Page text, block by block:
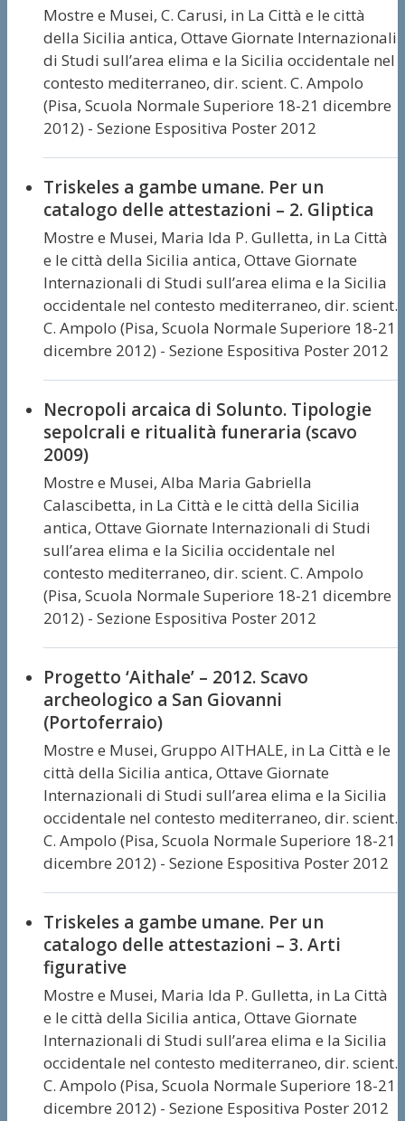
Mostre e Musei, C. Carusi, in La Città e le città
della Sicilia antica, Ottave Giornate Internazionali
di Studi sull’area elima e la Sicilia occidentale nel
contesto mediterraneo, dir. scient. C. Ampolo
(Pisa, Scuola Normale Superiore 18-21 dicembre
2012) - Sezione Espositiva Poster 2012
Triskeles a gambe umane. Per un
catalogo delle attestazioni – 2. Gliptica
Mostre e Musei, Maria Ida P. Gulletta, in La Città
e le città della Sicilia antica, Ottave Giornate
Internazionali di Studi sull’area elima e la Sicilia
occidentale nel contesto mediterraneo, dir. scient.
C. Ampolo (Pisa, Scuola Normale Superiore 18-21
dicembre 2012) - Sezione Espositiva Poster 2012
Necropoli arcaica di Solunto. Tipologie
sepolcrali e ritualità funeraria (scavo
2009)
Mostre e Musei, Alba Maria Gabriella
Calascibetta, in La Città e le città della Sicilia
antica, Ottave Giornate Internazionali di Studi
sull’area elima e la Sicilia occidentale nel
contesto mediterraneo, dir. scient. C. Ampolo
(Pisa, Scuola Normale Superiore 18-21 dicembre
2012) - Sezione Espositiva Poster 2012
Progetto ‘Aithale’ – 2012. Scavo
archeologico a San Giovanni
(Portoferraio)
Mostre e Musei, Gruppo AITHALE, in La Città e le
città della Sicilia antica, Ottave Giornate
Internazionali di Studi sull’area elima e la Sicilia
occidentale nel contesto mediterraneo, dir. scient.
C. Ampolo (Pisa, Scuola Normale Superiore 18-21
dicembre 2012) - Sezione Espositiva Poster 2012
Triskeles a gambe umane. Per un
catalogo delle attestazioni – 3. Arti
figurative
Mostre e Musei, Maria Ida P. Gulletta, in La Città
e le città della Sicilia antica, Ottave Giornate
Internazionali di Studi sull’area elima e la Sicilia
occidentale nel contesto mediterraneo, dir. scient.
C. Ampolo (Pisa, Scuola Normale Superiore 18-21
dicembre 2012) - Sezione Espositiva Poster 2012